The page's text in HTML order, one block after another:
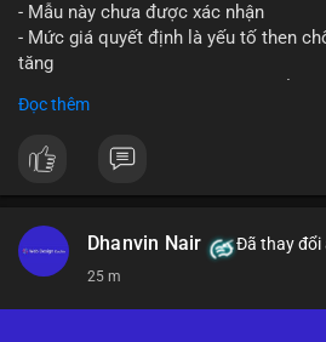
- Mẫu này chưa được xác nhận
- Mức giá quyết định là yếu tố then
tăng
$btc
#vlikevn #titanbot
Đọc thêm
Dhanvin Nair Đã thay đổi
25 m